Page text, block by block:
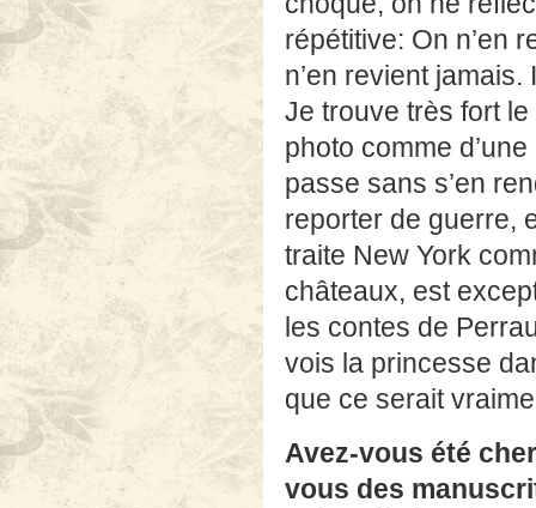
répétitive: On n’en
n’en revient jamais.
Je trouve très fort
photo comme
passe sans s’en
reporter de guerre,
traite New York
châteaux, est
les contes de
vois la princesse
que ce serait
Avez-vous été
vous des